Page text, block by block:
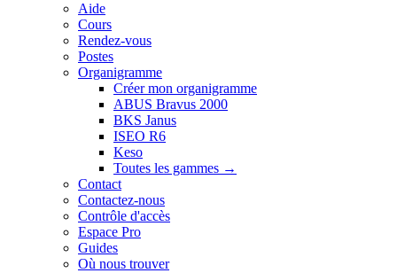
Aide
Cours
Rendez-vous
Postes
Organigramme
Créer mon organigramme
ABUS Bravus 2000
BKS Janus
ISEO R6
Keso
Toutes les gammes →
Contact
Contactez-nous
Contrôle d'accès
Espace Pro
Guides
Où nous trouver